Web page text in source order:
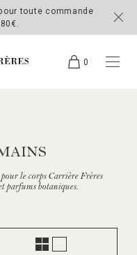
toute commande
PANIER
0 MENU
le corps Carrière Frères
parfums botaniques.
LISTEGRILLE